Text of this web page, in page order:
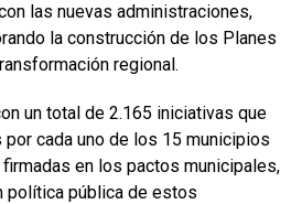
las nuevas administraciones,
la construcción de los Planes
regional.
un total de 2.165 iniciativas que
por cada uno de los 15 municipios
firmadas en los pactos municipales,
política pública de estos